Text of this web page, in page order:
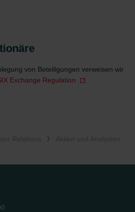
von Beteiligungen verweisen wir
Exchange Regulation